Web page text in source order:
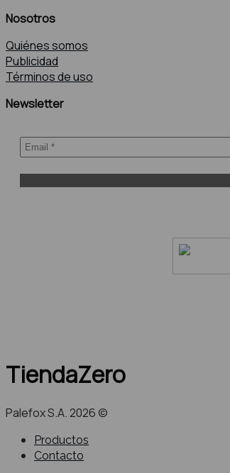
Nosotros
Quiénes somos
Publicidad
Términos de uso
Newsletter
TiendaZero
Palefox S.A. 2026 ©
Productos
Contacto